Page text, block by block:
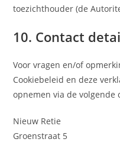
toezichthouder (de
10. Contact
Voor vragen en/of
Cookiebeleid en deze
opnemen via de volgende
Nieuw Retie
Groenstraat 5